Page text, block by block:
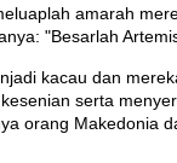
amarah
"Besarlah
kacau dan
serta
orang Makedonia